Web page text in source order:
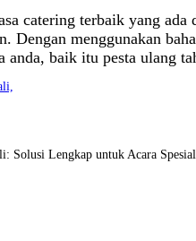
catering terbaik yang
Dengan menggunakan
anda, baik itu pesta ulang
Solusi Lengkap untuk Acara